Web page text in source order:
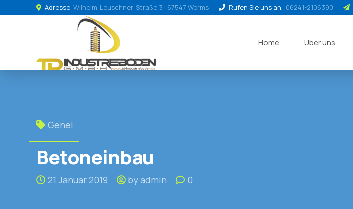
Adresse Wilhelm-Leuschner-Straße 3 | 67547 Worms Rufen Sie uns an. 06241-2106390
Home Uber uns
Genel
Betoneinbau
21 Januar 2019 by admin 0